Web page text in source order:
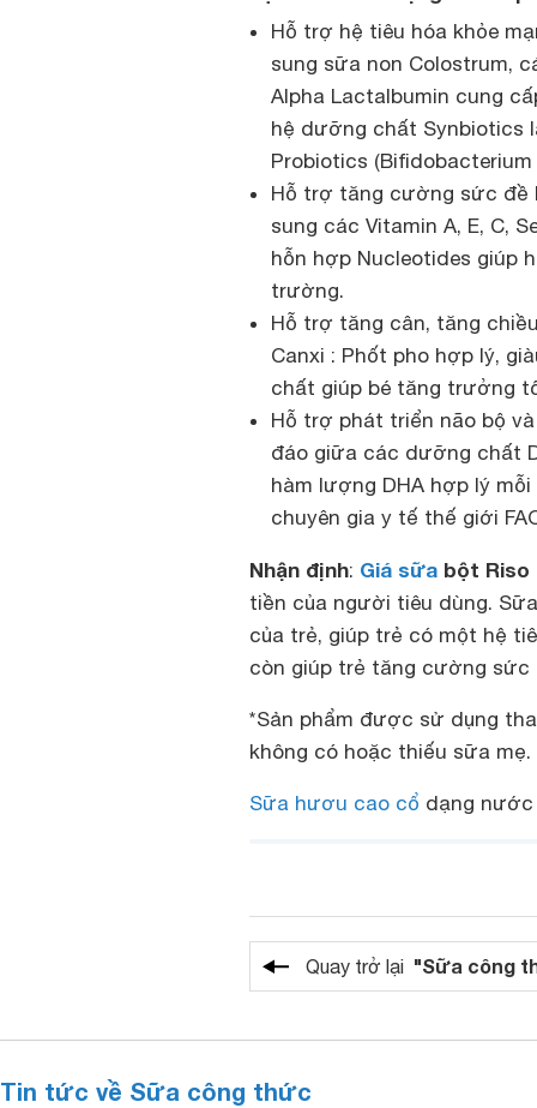
Hỗ trợ hệ tiêu hóa khỏe
sung sữa non Colostrum,
Alpha Lactalbumin cung
hệ dưỡng chất Synbiotics
Probiotics
Hỗ trợ tăng cường sức đề
sung các Vitamin A, E, C,
hỗn hợp Nucleotides giúp
trường.
Hỗ trợ tăng cân, tăng
Canxi : Phốt pho hợp lý,
chất giúp bé tăng trưởng
Hỗ trợ phát triển não bộ
đáo giữa các dưỡng chất
hàm lượng DHA hợp lý
chuyên gia y tế thế giới
Nhận định: Giá sữa bột Riso
tiền của người tiêu dùng.
của trẻ, giúp trẻ có một hệ
còn giúp trẻ tăng cường sức
*Sản phẩm được sử dụng
không có hoặc thiếu sữa mẹ.
Sữa hươu cao cổ dạng
Quay trở lại "Sữa công
Tin tức về Sữa công thức